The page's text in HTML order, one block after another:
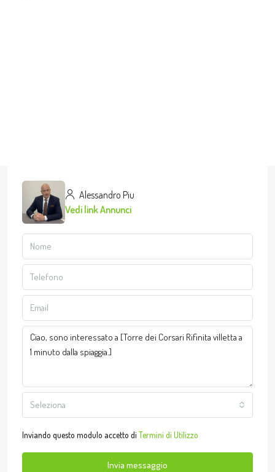
Alessandro Piu
Vedi link Annunci
Seleziona
Inviando questo modulo accetto di Termini di Utilizzo
Invia messaggio